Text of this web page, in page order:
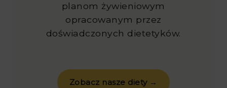
planom żywieniowym
opracowanym przez
doświadczonych dietetyków.
Zobacz nasze diety →